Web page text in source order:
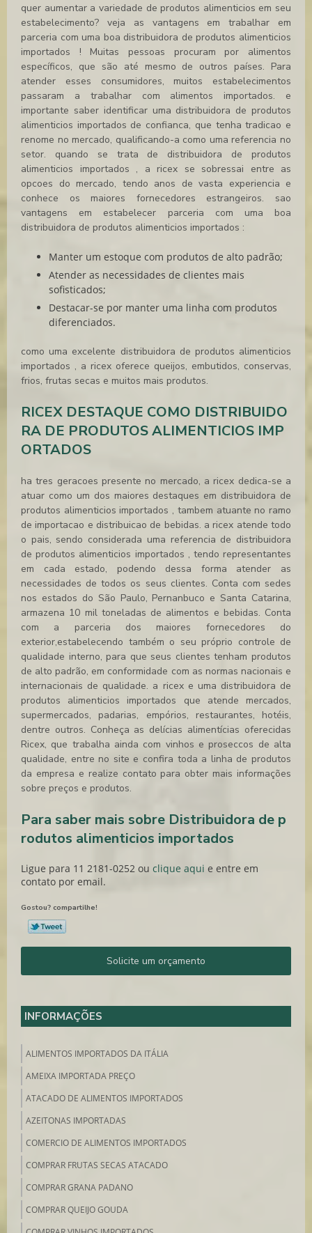
quer aumentar a variedade de produtos alimenticios em seu
estabelecimento? veja as vantagens em trabalhar em
parceria com uma boa distribuidora de produtos alimenticios
importados ! Muitas pessoas procuram por alimentos
específicos, que são até mesmo de outros países. Para
atender esses consumidores, muitos estabelecimentos
passaram a trabalhar com alimentos importados. e
importante saber identificar uma distribuidora de produtos
alimenticios importados de confianca, que tenha tradicao e
renome no mercado, qualificando-a como uma referencia no
setor. quando se trata de distribuidora de produtos
alimenticios importados , a ricex se sobressai entre as
opcoes do mercado, tendo anos de vasta experiencia e
conhece os maiores fornecedores estrangeiros. sao
vantagens em estabelecer parceria com uma boa
distribuidora de produtos alimenticios importados :
Manter um estoque com produtos de alto padrão;
Atender as necessidades de clientes mais
sofisticados;
Destacar-se por manter uma linha com produtos
diferenciados.
como uma excelente distribuidora de produtos alimenticios
importados , a ricex oferece queijos, embutidos, conservas,
frios, frutas secas e muitos mais produtos.
RICEX DESTAQUE COMO DISTRIBUIDO
RA DE PRODUTOS ALIMENTICIOS IMP
ORTADOS
ha tres geracoes presente no mercado, a ricex dedica-se a
atuar como um dos maiores destaques em distribuidora de
produtos alimenticios importados , tambem atuante no ramo
de importacao e distribuicao de bebidas. a ricex atende todo
o pais, sendo considerada uma referencia de distribuidora
de produtos alimenticios importados , tendo representantes
em cada estado, podendo dessa forma atender as
necessidades de todos os seus clientes. Conta com sedes
nos estados do São Paulo, Pernanbuco e Santa Catarina,
armazena 10 mil toneladas de alimentos e bebidas. Conta
com a parceria dos maiores fornecedores do
exterior,estabelecendo também o seu próprio controle de
qualidade interno, para que seus clientes tenham produtos
de alto padrão, em conformidade com as normas nacionais e
internacionais de qualidade. a ricex e uma distribuidora de
produtos alimenticios importados que atende mercados,
supermercados, padarias, empórios, restaurantes, hotéis,
dentre outros. Conheça as delícias alimentícias oferecidas
Ricex, que trabalha ainda com vinhos e proseccos de alta
qualidade, entre no site e confira toda a linha de produtos
da empresa e realize contato para obter mais informações
sobre preços e produtos.
Para saber mais sobre Distribuidora de p
rodutos alimenticios importados
Ligue para 11 2181-0252 ou clique aqui e entre em
contato por email.
Gostou? compartilhe!
Solicite um orçamento
INFORMAÇÕES
ALIMENTOS IMPORTADOS DA ITÁLIA
AMEIXA IMPORTADA PREÇO
ATACADO DE ALIMENTOS IMPORTADOS
AZEITONAS IMPORTADAS
COMERCIO DE ALIMENTOS IMPORTADOS
COMPRAR FRUTAS SECAS ATACADO
COMPRAR GRANA PADANO
COMPRAR QUEIJO GOUDA